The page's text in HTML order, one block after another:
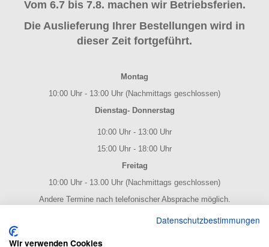
Vom 6.7 bis 7.8. machen wir Betriebsferien.
Die Auslieferung Ihrer Bestellungen wird in
dieser Zeit fortgeführt.
Montag
10:00 Uhr - 13:00 Uhr (Nachmittags geschlossen)
Dienstag- Donnerstag
10:00 Uhr - 13:00 Uhr
15:00 Uhr - 18:00 Uhr
Freitag
10:00 Uhr - 13.00 Uhr (Nachmittags geschlossen)
Andere Termine nach telefonischer Absprache möglich.
NOTENPOST BY ERES EditionDatenschutzbestimmungen
Wir verwenden Cookies